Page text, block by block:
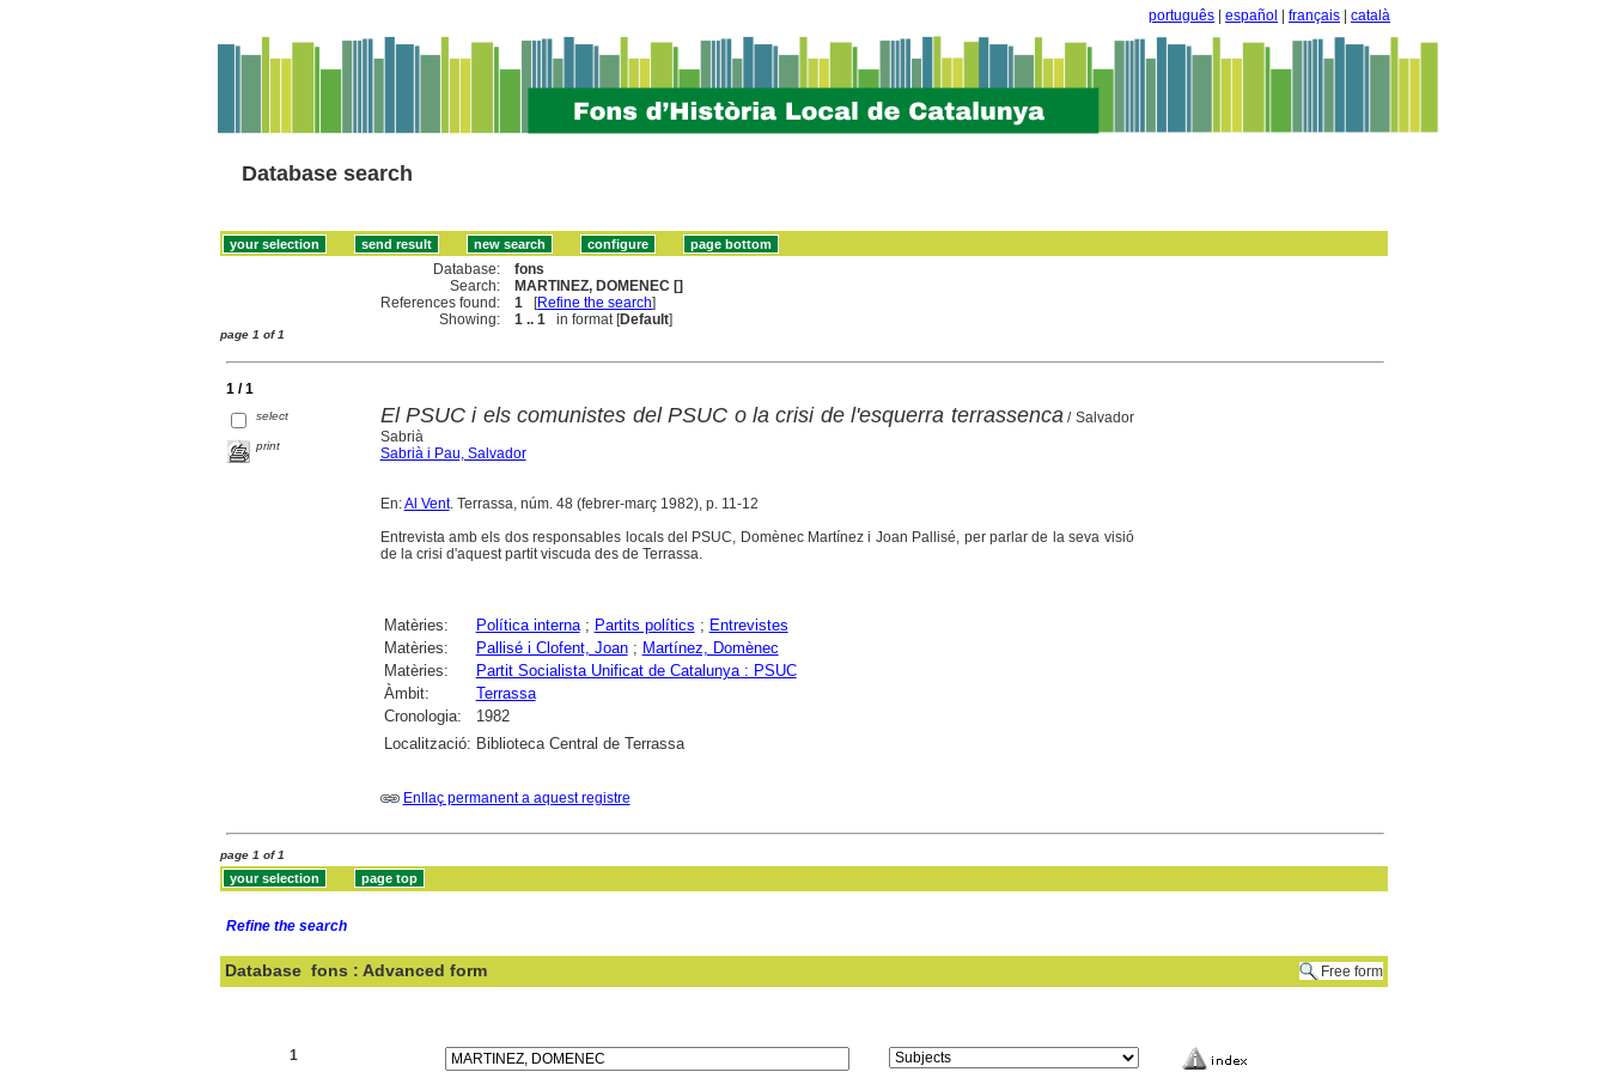
português español français català
Database search
Database:
fons
Search:
MARTINEZ, DOMENEC []
References found:
1 [Refine the search]
Showing:
1 .. 1 in format [Default]
page 1 of 1
1 / 1
select
print
El PSUC i els comunistes del PSUC o la crisi de l'esquerra terrassenca/ Salvador
Sabrià
Sabrià i Pau, Salvador
En:Al Vent. Terrassa, núm. 48 (febrer-març 1982), p. 11-12
Entrevista amb els dos responsables locals del PSUC, Domènec Martínez i Joan Pallisé, per parlar de la seva visió
de la crisi d'aquest partit viscuda des de Terrassa.
Matèries: Política interna; Partits polítics ; Entrevistes
Matèries:
Pallisé i Clofent, Joan; Martínez, Domènec
Matèries:
Partit Socialista Unificat de Catalunya : PSUC
Àmbit:
Terrassa
Cronologia:
1982
Localització: Biblioteca Central de Terrassa
Enllaç permanent a aquest registre
page 1 of 1
Refine the search
Database fons : Advanced form Free form
1